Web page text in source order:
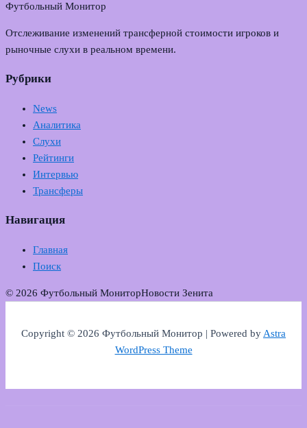
Футбольный Монитор
Отслеживание изменений трансферной стоимости игроков и
рыночные слухи в реальном времени.
Рубрики
News
Аналитика
Слухи
Рейтинги
Интервью
Трансферы
Навигация
Главная
Поиск
© 2026 Футбольный МониторНовости Зенита
Copyright © 2026 Футбольный Монитор | Powered byAstra
WordPress Theme